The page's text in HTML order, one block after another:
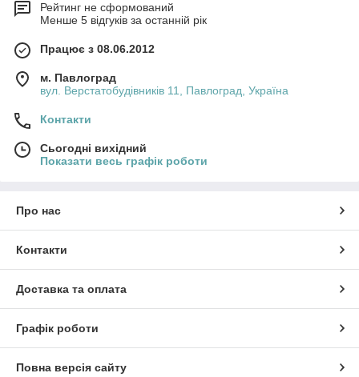
Рейтинг не сформований
Менше 5 відгуків за останній рік
Працює з 08.06.2012
м. Павлоград
вул. Верстатобудівників 11, Павлоград, Україна
Контакти
Сьогодні вихідний
Показати весь графік роботи
Про нас
Контакти
Доставка та оплата
Графік роботи
Повна версія сайту